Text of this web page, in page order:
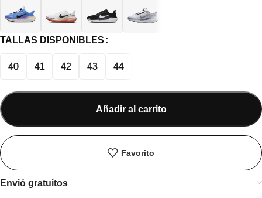
TALLAS DISPONIBLES
40 41 42 43 44
Añadir al carrito
Favorito
Envió gratuitos